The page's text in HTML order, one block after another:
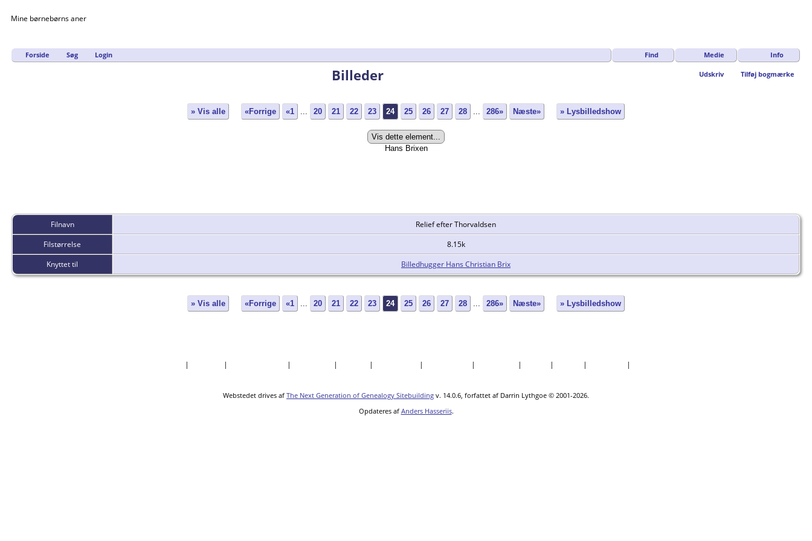
Mine børnebørns aner
Find Medie Info
Forside Søg Login
Udskriv Tilføj bogmærke
Billeder
» Vis alle «Forrige «1 ... 20 21 22 23 24 25 26 27 28 ... 286» Næste» » Lysbilledshow
Hans Brixen
Filnavn
Relief efter Thorvaldsen
Filstørrelse
8.15k
Knyttet til
Billedhugger Hans Christian Brix
» Vis alle «Forrige «1 20 21 22 23 24 25 26 27 28 286» Næste» » Lysbilledshow
| | | | | | | | | | |
Webstedet drives af The Next Generation of Genealogy Sitebuilding v. 14.0.6, forfattet af Darrin Lythgoe © 2001-2026.
Opdateres af Anders Hasseriis.